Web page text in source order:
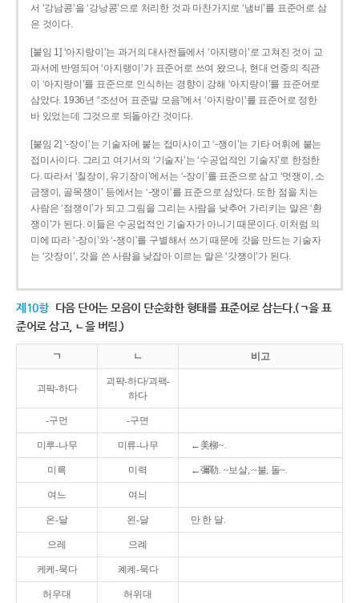
서 ‘강남콩’을 ‘강낭콩’으로 처리한 것과 마찬가지로 ‘냄비’를 표준어로 삼
은 것이다.
[붙임 1] ‘아지랑이’는 과거의 대사전들에서 ‘아지랭이’로 고쳐진 것이 교
과서에 반영되어 ‘아지랭이’가 표준어로 쓰여 왔으나, 현대 언중의 직관
이 ‘아지랑이’를 표준으로 인식하는 경향이 강해 ‘아지랑이’를 표준어로
삼았다. 1936년 “조선어 표준말 모음”에서 ‘아지랑이’를 표준어로 정한
바 있었는데 그것으로 되돌아간 것이다.
[붙임 2] ‘-장이’는 기술자에 붙는 접미사이고 ‘-쟁이’는 기타 어휘에 붙는
접미사이다. 그리고 여기서의 ‘기술자’는 ‘수공업적인 기술자’로 한정한
다. 따라서 ‘칠장이, 유기장이’에서는 ‘-장이’를 표준으로 삼고 ‘멋쟁이, 소
금쟁이, 골목쟁이’ 등에서는 ‘-쟁이’를 표준으로 삼았다. 또한 점을 치는
사람은 ‘점쟁이’가 되고 그림을 그리는 사람을 낮추어 가리키는 말은 ‘환
쟁이’가 된다. 이들은 수공업적인 기술자가 아니기 때문이다. 이처럼 의
미에 따라 ‘-장이’와 ‘-쟁이’를 구별해서 쓰기 때문에 갓을 만드는 기술자
는 ‘갓장이’, 갓을 쓴 사람을 낮잡아 이르는 말은 ‘갓쟁이’가 된다.
제10항 다음 단어는 모음이 단순화한 형태를 표준어로 삼는다.(ㄱ을 표
준어로 삼고, ㄴ을 버림.)
ㄱ ㄴ 비고
괴팍-하다
괴퍅-하다/괴팩-
하다
-구먼 -구면
미루-나무 미류-나무 ←美柳~.
미륵 미력 ←彌勒. ~보살, ~불, 돌~.
여느 여늬
온-달 왼-달 만 한 달.
으레 으례
케케-묵다 켸켸-묵다
허우대 허위대